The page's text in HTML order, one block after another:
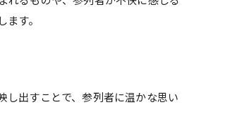
す。
し出すことで、参列者に温かな思い